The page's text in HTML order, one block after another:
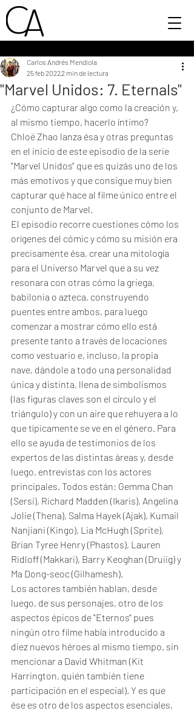
"Marvel Unidos: 7. Eternals"
Carlos Andrés Mendiola
25 feb 20222 min de lectura
¿Cómo capturar algo como la creación y,
al mismo tiempo, hacerlo íntimo?
Chloë Zhao lanza ésa y otras preguntas
en el inicio de este episodio de la serie
"Marvel Unidos" que es quizás uno de los
más emotivos y que consigue muy bien
capturar qué hace al filme único entre el
conjunto de Marvel.
El episodio recorre cuestiones cómo los
orígenes del cómic y cómo su misión era
precisamente ésa, crear una mitología
para el Universo Marvel que a su vez
resonara con otras cómo la griega,
babilonia o azteca, construyendo
puentes entre ambos, para luego
comenzar a mostrar cómo ello está
presente tanto a través de locaciones
como vestuario e, incluso, la propia
nave, dándole a todo una personalidad
única y distinta, llena de simbolismos
(las figuras claves son el círculo y el
triángulo) y con un aire que rehuyera a lo
que típicamente se ve en el género. Para
ello se ayuda de testimonios de los
expertos de las distintas áreas y, desde
luego, entrevistas con los actores
principales. Todos están: Gemma Chan
(Sersi), Richard Madden (Ikaris), Angelina
Jolie (Thena), Salma Hayek (Ajak), Kumail
Nanjiani (Kingo), Lia McHugh (Sprite),
Brian Tyree Henry (Phastos), Lauren
Ridloff (Makkari), Barry Keoghan (Druiig) y
Ma Dong-seoc (Gilhamesh).
Los actores también hablan, desde
luego, de sus personajes, otro de los
aspectos épicos de "Eternos" pues
ningún otro filme había introducido a
diez nuevos héroes al mismo tiempo, sin
mencionar a David Whitman (Kit
Harrington, quién también tiene
participación en el especial). Y es que
ése es otro de los aspectos esenciales,